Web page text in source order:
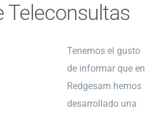
Teleconsultas
Tenemos el gusto
de informar que en
Redgesam hemos
desarrollado una